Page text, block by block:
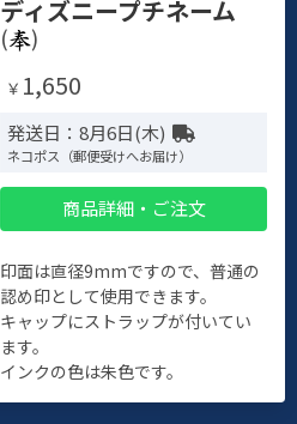
ディズニープチネーム
( )
￥ 1,650
発送日：8月6日(木)
ネコポス（郵便受けへお届け）
商品詳細・ご注文
印面は直径9mmですので、普通の
認め印として使用できます。
キャップにストラップが付いてい
ます。
インクの色は朱色です。